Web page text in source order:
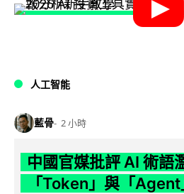
人工智能
藍骨 2 小時
中國官媒批評 AI 術
「Token」與「